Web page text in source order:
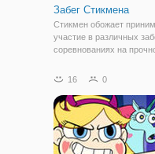
Забег Стикмена
Стикмен обожает
участие в различных
соревнованиях на
Стикмена" он снова в
препятствий, которая
подготовлена в игре.
16 0